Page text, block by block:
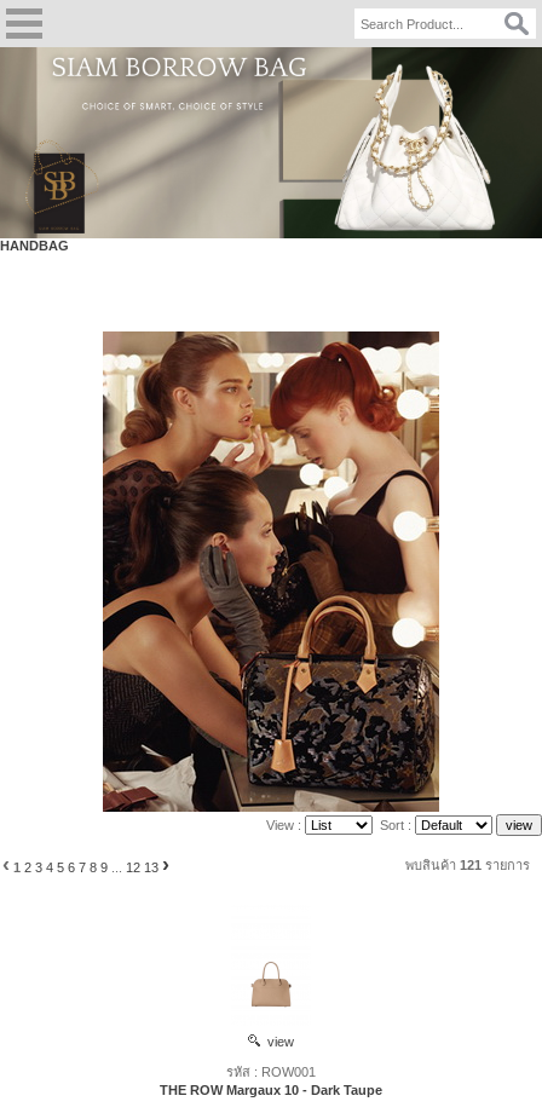
HANDBAG
View : Sort :
‹ 1 2 3 4 5 6 7 8 9 12 13 › พบสินค้า 121 รายการ
view
รหัส : ROW001
THE ROW Margaux 10 - Dark Taupe